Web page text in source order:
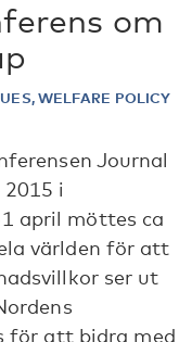
om
WELFARE POLICY
Journal
i
april möttes ca
världen för att
ser ut
för att bidra med